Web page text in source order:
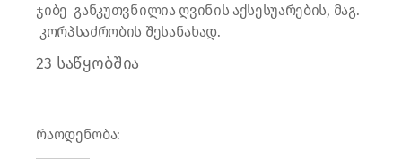
ჯიბე განკუთვნილია ღვინის აქსესუარების, მაგ.
კორპსაძრობის შესანახად.
23 საწყობშია
რაოდენობა: